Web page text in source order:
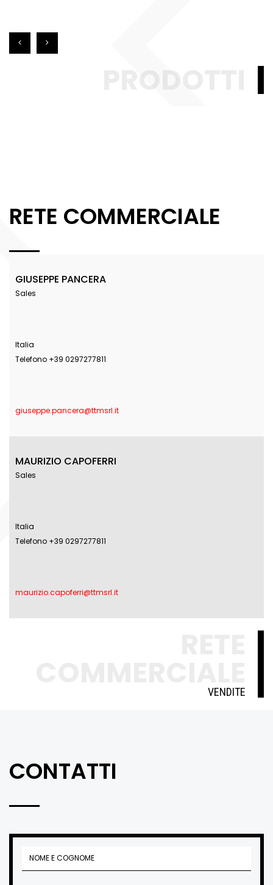
RETE COMMERCIALE
GIUSEPPE PANCERA
Sales
Italia
Telefono +39 0297277811
giuseppe.pancera@ttmsrl.it
MAURIZIO CAPOFERRI
Sales
Italia
Telefono +39 0297277811
maurizio.capoferri@ttmsrl.it
VENDITE
CONTATTI